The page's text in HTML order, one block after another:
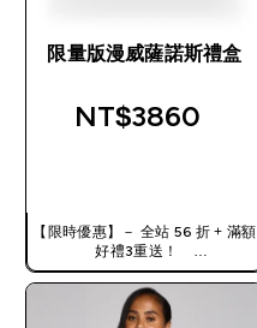
限量版漫威薩諾斯禮盒
NT$3860‎
【限時優惠】－ 全站 56 折 + 滿額
好禮3重送！
使用優惠碼，獲得額外折扣：
TW56